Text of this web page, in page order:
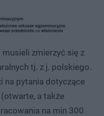
zmierzyć się z
tj. z j. polskiego.
na pytania dotyczące
a także
na min 300